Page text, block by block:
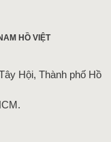
HỒ VIỆT
Hội, Thành phố Hồ